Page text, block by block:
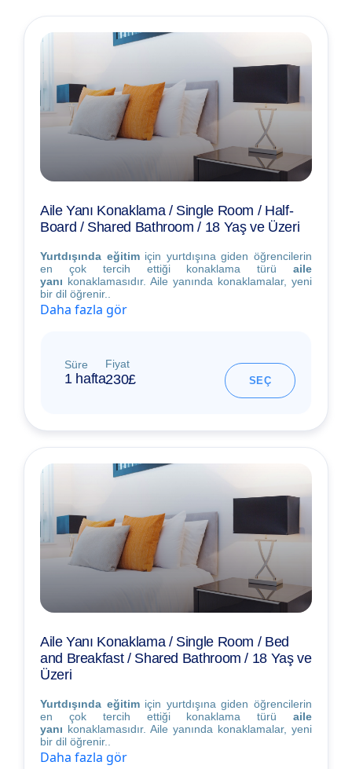
Aile Yanı Konaklama / Single Room / Half-
Board / Shared Bathroom / 18 Yaş ve Üzeri
Yurtdışında eğitimiçin yurtdışına giden öğrencilerin
en çok tercih ettiği konaklama türü aile
yanı konaklamasıdır. Aile yanında konaklamalar, yeni
bir dil öğrenir..
Daha fazla gör
Süre
1 hafta
Fiyat
230£ SEÇ
Aile Yanı Konaklama / Single Room / Bed
and Breakfast / Shared Bathroom / 18 Yaş ve
Üzeri
Yurtdışında eğitimiçin yurtdışına giden öğrencilerin
en çok tercih ettiği konaklama türü aile
yanı konaklamasıdır. Aile yanında konaklamalar, yeni
bir dil öğrenir..
Daha fazla gör